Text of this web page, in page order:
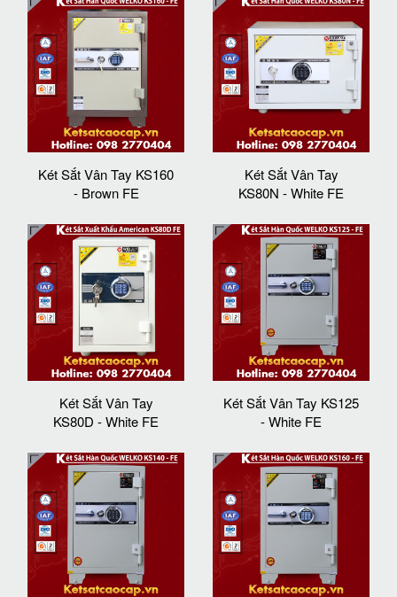
Két Sắt Vân Tay KS160
- Brown FE
Két Sắt Vân Tay
KS80N - White FE
Két Sắt Vân Tay
KS80D - White FE
Két Sắt Vân Tay KS125
- White FE